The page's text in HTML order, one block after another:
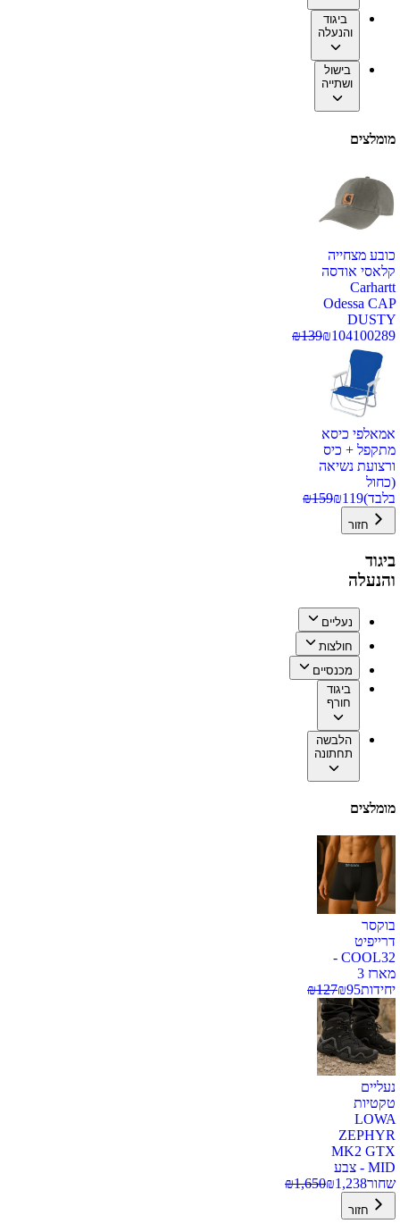
ביגוד
והנעלה
בישול
ושתייה
מומלצים
כובע מצחייה
קלאסי אודסה
Carhartt
Odessa CAP
DUSTY
100289
₪104
₪139
אמאלפי כיסא
מתקפל + כיס
ורצועת נשיאה
(כחול
בלבד)
₪119
₪159
חזור
ביגוד
והנעלה
נעליים
חולצות
מכנסיים
ביגוד
חורף
הלבשה
תחתונה
מומלצים
בוקסר
דרייפיט
COOL32 -
מארז 3
יחידות
₪95
₪127
נעליים
טקטיות
LOWA
ZEPHYR
MK2 GTX
MID - צבע
שחור
₪1,238
₪1,650
חזור